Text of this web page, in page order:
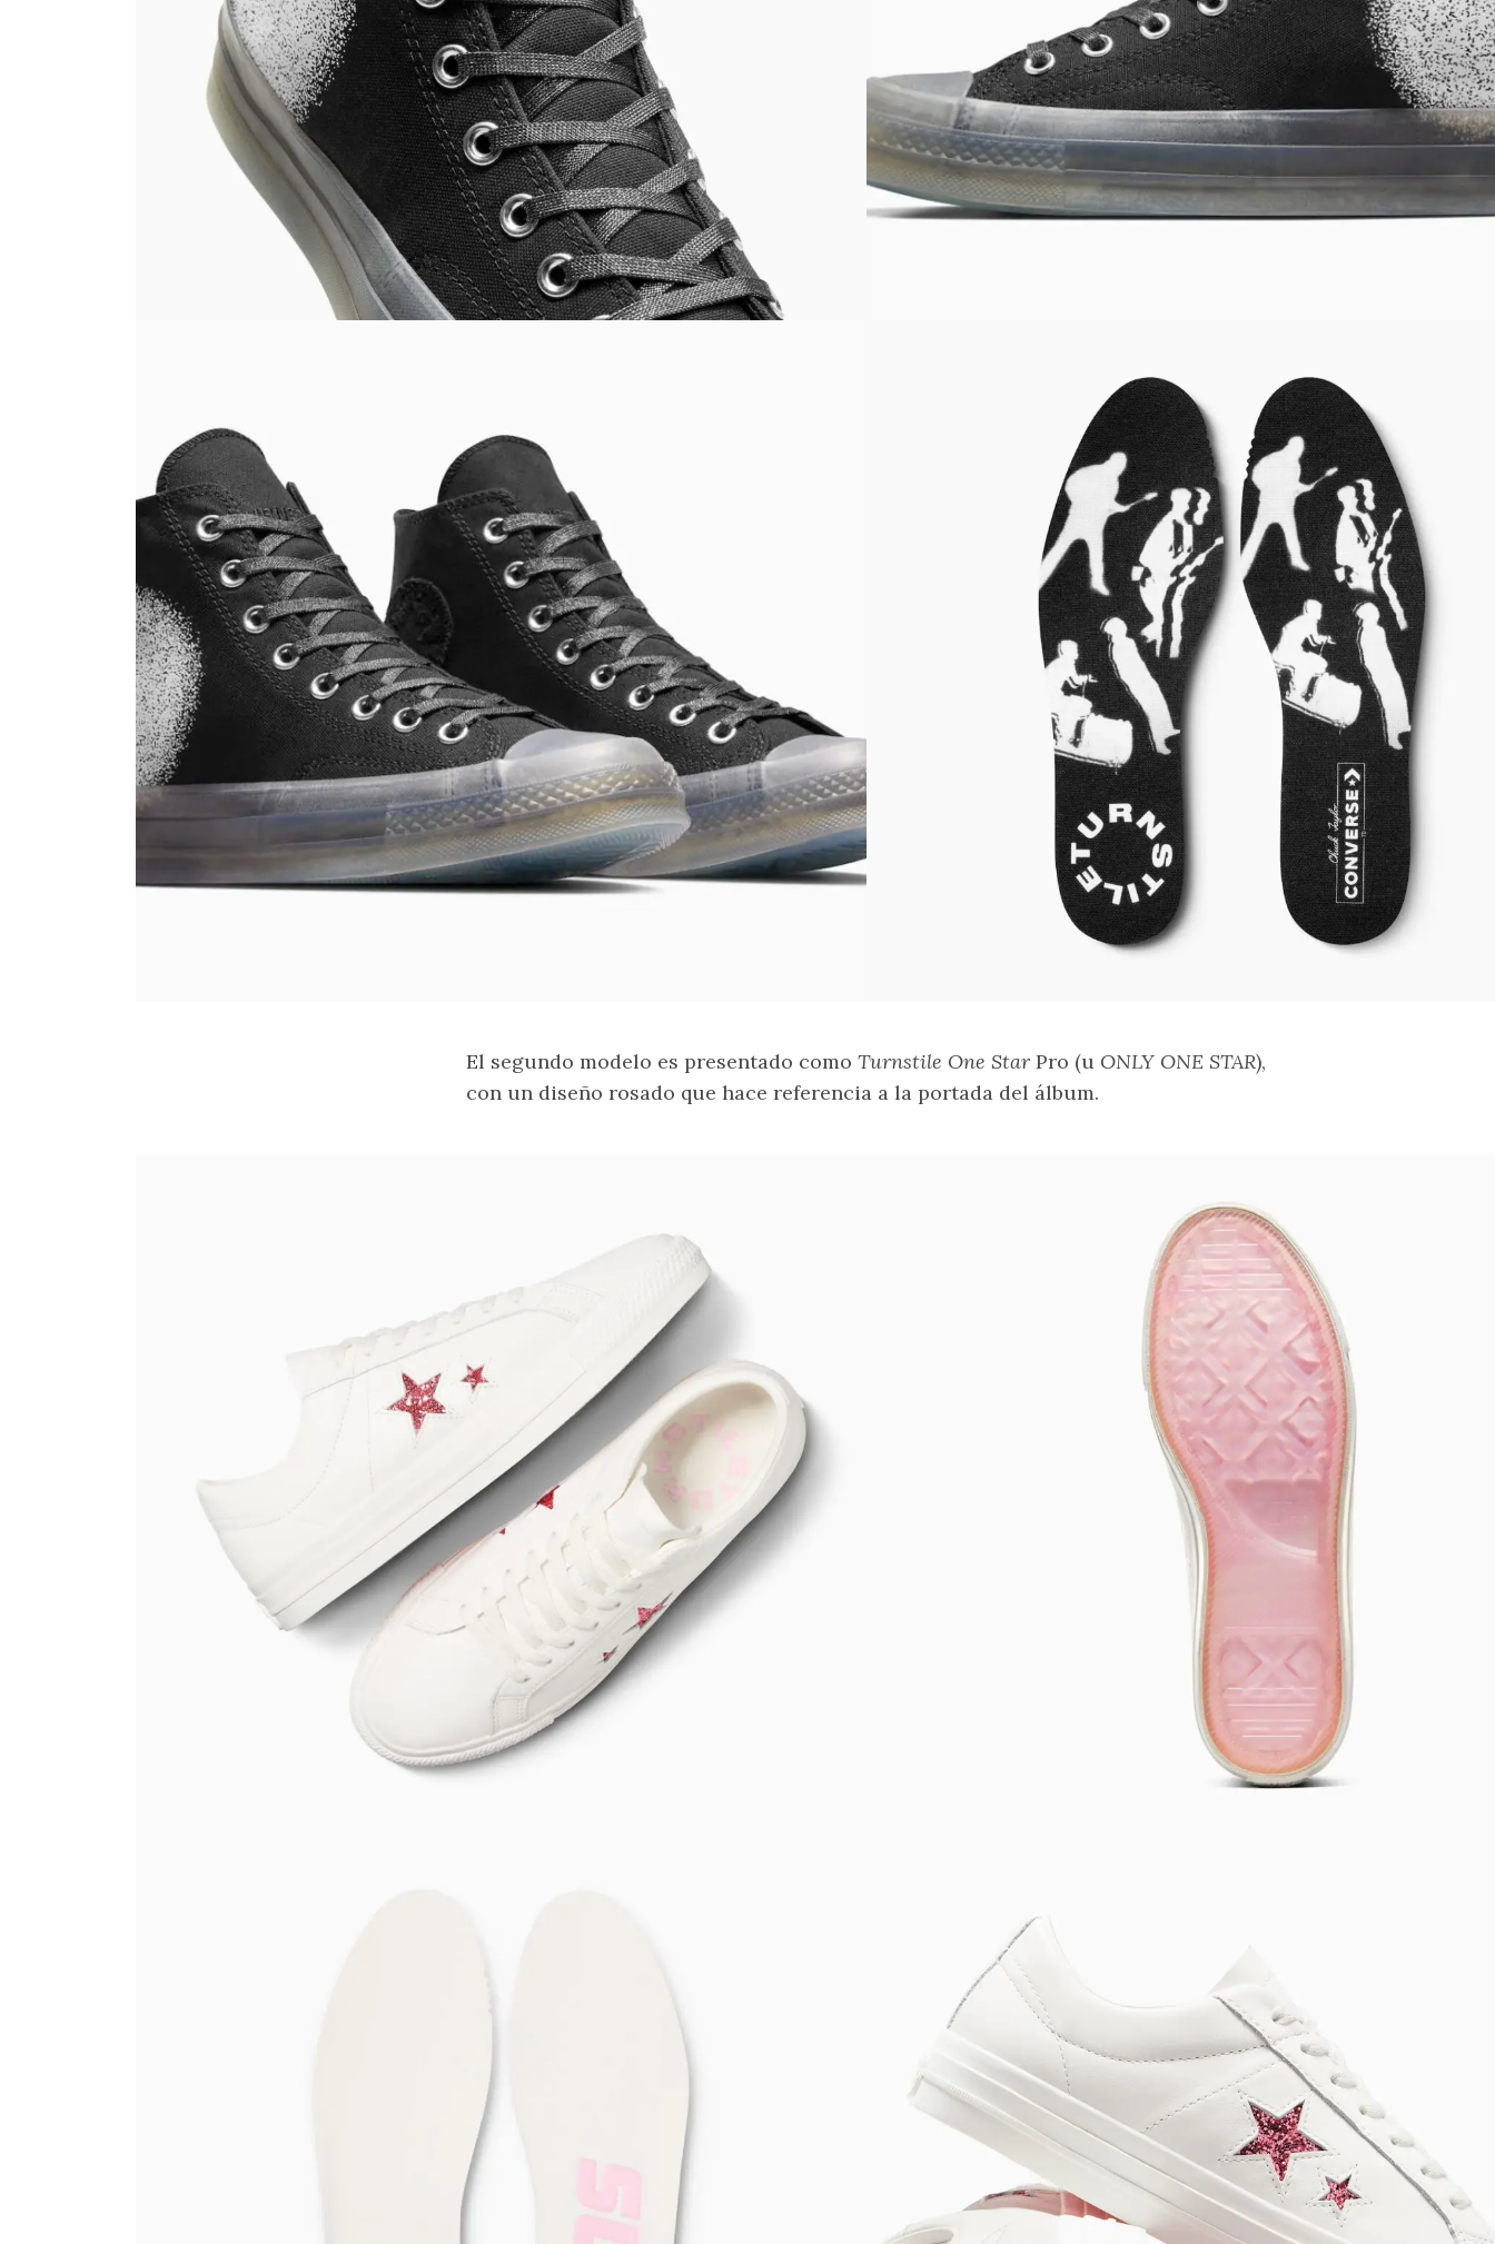
El segundo modelo es presentado como Turnstile One Star Pro (u ONLY ONE STAR),
con un diseño rosado que hace referencia a la portada del álbum.